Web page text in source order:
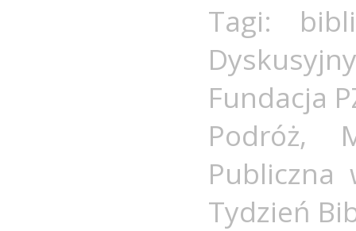
Tagi:
Fundacja
Podróż,
Publiczna
Tydzień